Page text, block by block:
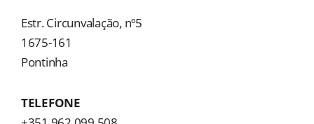
UNIVERSAL+
MEDIA
MORADAS
Estr. Circunvalação, nº5
1675-161
Pontinha
TELEFONE